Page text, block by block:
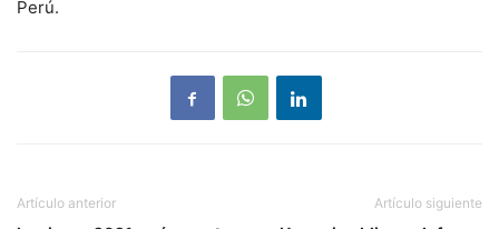
Perú.
Artículo anterior Artículo siguiente